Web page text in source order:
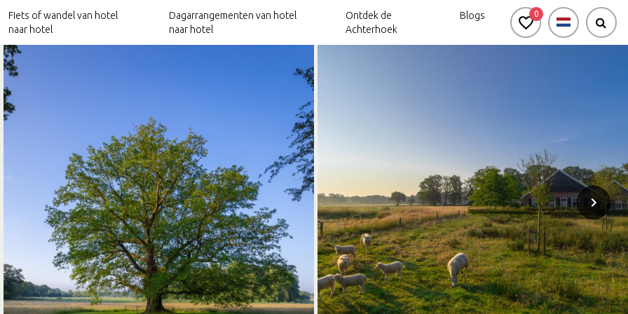
Hotels nabij het Trekvogelpad
Hotels nabij Ode aan het Landschap
Relax arrangementen
Culturele arrangementen
Fiets of wandel van hotel
naar hotel
Dagarrangementen van hotel
naar hotel
Ontdek de
Achterhoek
Blogs 0